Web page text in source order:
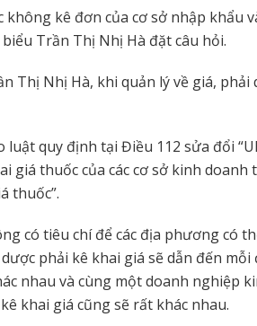
không kê đơn của cơ sở nhập khẩu
biểu Trần Thị Nhị Hà đặt câu hỏi.
Thị Nhị Hà, khi quản lý về giá, phải
luật quy định tại Điều 112 sửa đổi
giá thuốc của các cơ sở kinh
thuốc”.
có tiêu chí để các địa phương có
phải kê khai giá sẽ dẫn đến
nhau và cùng một doanh nghiệp
khai giá cũng sẽ rất khác nhau.